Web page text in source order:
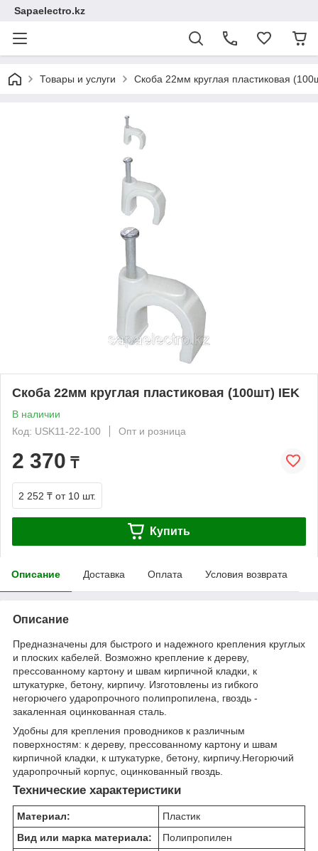
Sapaelectro.kz
Товары и услуги Скоба 22мм круглая пластиковая
Скоба 22мм круглая пластиковая (100шт) IEK
В наличии
Код: USK11-22-100
Опт и розница
2 370 ₸
2 252 ₸ от 10 шт.
Купить
Описание Доставка Оплата Условия возврата
Описание
Предназначены для быстрого и надежного крепления круглых
и плоских кабелей. Возможно крепление к дереву,
прессованному картону и швам кирпичной кладки, к
штукатурке, бетону, кирпичу. Изготовлены из гибкого
негорючего ударопрочного полипропилена, гвоздь -
закаленная оцинкованная сталь.
Удобны для крепления проводников к различным
поверхностям: к дереву, прессованному картону и швам
кирпичной кладки, к штукатурке, бетону, кирпичу.Негорючий
ударопрочный корпус, оцинкованный гвоздь.
Технические характеристики
Материал:
Пластик
Вид или марка материала:
Полипропилен